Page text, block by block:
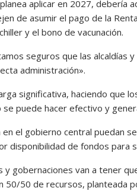
aplicar en 2027, debería
de asumir el pago de la
y el bono de vacunación.
seguros que las alcaldías
administración».
significativa, haciendo que
se puede hacer efectivo y
el gobierno central puedan
disponibilidad de fondos para
y gobernaciones van a tener
50/50 de recursos, planteada